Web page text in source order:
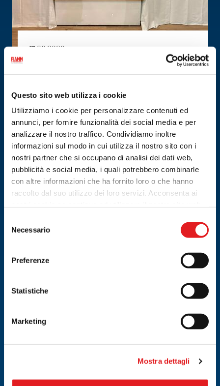
Questo sito web utilizza i cookie
Utilizziamo i cookie per personalizzare contenuti ed
annunci, per fornire funzionalità dei social media e per
analizzare il nostro traffico. Condividiamo inoltre
informazioni sul modo in cui utilizza il nostro sito con i
nostri partner che si occupano di analisi dei dati web,
pubblicità e social media, i quali potrebbero combinarle
con altre informazioni che ha fornito loro o che hanno
raccolto dal suo utilizzo dei loro servizi. Acconsenta ai
delNecessario
Preferenze
Statistiche
Marketing
Mostra dettagli
17.06.2026
CONVENTION 2026 RICAMBISTI SUD ITALIA
CONVENTION 2026 RICAMBISTI NORD ITALIA